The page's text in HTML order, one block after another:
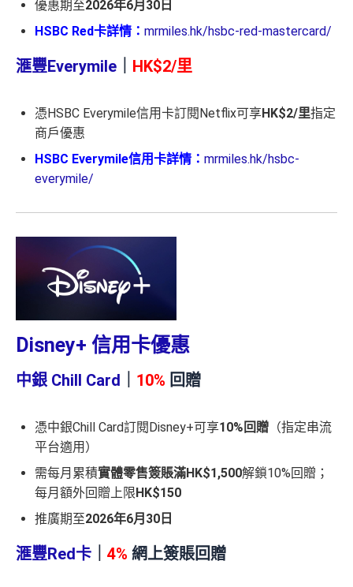
優惠期至2026年6月30日
HSBC Red卡詳情： mrmiles.hk/hsbc-red-mastercard/
滙豐Everymile HK$2/里
憑HSBC Everymile信用卡訂閱Netflix可享HK$2/里指定
商戶優惠
HSBC Everymile信用卡詳情： mrmiles.hk/hsbc-
everymile/
Disney+ 信用卡優惠
中銀 Chill Card 10% 回贈
憑中銀Chill Card訂閱Disney+可享10%回贈 （指定串流
平台適用）
需每月累積實體零售簽賬滿HK$1,500解鎖10%回贈；
每月額外回贈上限HK$150
推廣期至2026年6月30日
滙豐Red卡 4% 網上簽賬回贈